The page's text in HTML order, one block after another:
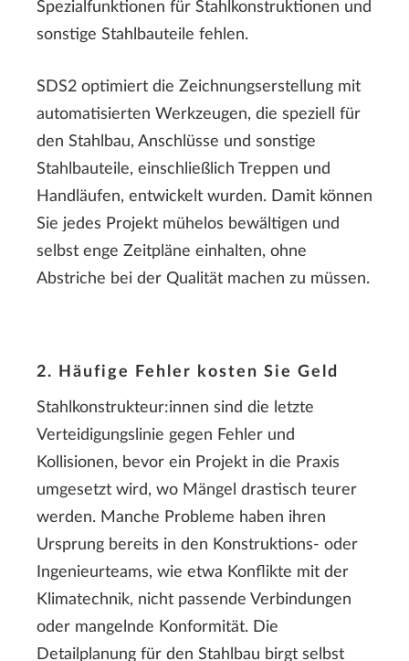
Spezialfunktionen für Stahlkonstruktionen und
sonstige Stahlbauteile fehlen.
SDS2 optimiert die Zeichnungserstellung mit
automatisierten Werkzeugen, die speziell für
den Stahlbau, Anschlüsse und sonstige
Stahlbauteile, einschließlich Treppen und
Handläufen, entwickelt wurden. Damit können
Sie jedes Projekt mühelos bewältigen und
selbst enge Zeitpläne einhalten, ohne
Abstriche bei der Qualität machen zu müssen.
2. Häufige Fehler kosten Sie Geld
Stahlkonstrukteur:innen sind die letzte
Verteidigungslinie gegen Fehler und
Kollisionen, bevor ein Projekt in die Praxis
umgesetzt wird, wo Mängel drastisch teurer
werden. Manche Probleme haben ihren
Ursprung bereits in den Konstruktions- oder
Ingenieurteams, wie etwa Konflikte mit der
Klimatechnik, nicht passende Verbindungen
oder mangelnde Konformität. Die
Detailplanung für den Stahlbau birgt selbst